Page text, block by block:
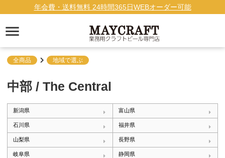
年会費・送料無料 24時間365日WEBオーダー可能
全商品 地域で選ぶ
中部 / The Central
新潟県 富山県
石川県 福井県
山梨県 長野県
岐阜県 静岡県